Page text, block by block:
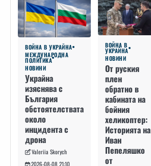
ВОЙНА В УКРАЙНА
МЕЖДУНАРОДНА
ПОЛИТИКА
НОВИНИ
Украйна
изяснява с
България
обстоятелствата
около
инцидента с
дрона
Valeriia Skorych
2026-08-08 21:10
ВОЙНА В
УКРАЙНА
НОВИНИ
От руския
плен
обратно в
кабината на
бойния
хеликоптер:
Историята на
Иван
Пепеляшко
от